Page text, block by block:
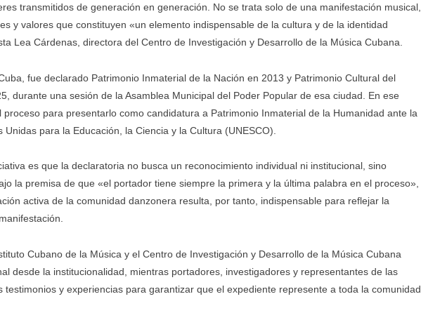
transmitidos de generación en generación. No se trata solo de una manifestación musical,
y valores que constituyen «un elemento indispensable de la cultura y de la identidad
Lea Cárdenas, directora del Centro de Investigación y Desarrollo de la Música Cubana.
fue declarado Patrimonio Inmaterial de la Nación en 2013 y Patrimonio Cultural del
durante una sesión de la Asamblea Municipal del Poder Popular de esa ciudad. En ese
para presentarlo como candidatura a Patrimonio Inmaterial de la Humanidad ante la
para la Educación, la Ciencia y la Cultura (UNESCO).
es que la declaratoria no busca un reconocimiento individual ni institucional, sino
la premisa de que «el portador tiene siempre la primera y la última palabra en el proceso»,
activa de la comunidad danzonera resulta, por tanto, indispensable para reflejar la
Cubano de la Música y el Centro de Investigación y Desarrollo de la Música Cubana
desde la institucionalidad, mientras portadores, investigadores y representantes de las
testimonios y experiencias para garantizar que el expediente represente a toda la comunidad